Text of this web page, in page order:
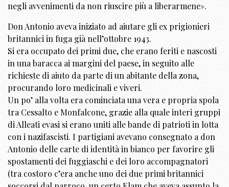
negli avvenimenti da non riuscire più a liberarmene».
Don Antonio aveva iniziato ad aiutare gli ex prigionieri
britannici in fuga già nell’ottobre 1943.
Si era occupato dei primi due, che erano feriti e nascosti
in una baracca ai margini del paese, in seguito alle
richieste di aiuto da parte di un abitante della zona,
procurando loro medicinali e viveri.
Un po’ alla volta era cominciata una vera e propria spola
tra Cessalto e Monfalcone, grazie alla quale interi gruppi
di Alleati evasi si erano uniti alle bande di patrioti in lotta
con i nazifascisti. I partigiani avevano consegnato a don
Antonio delle carte di identità in bianco per favorire gli
spostamenti dei fuggiaschi e dei loro accompagnatori
(tra costoro c’era anche uno dei due primi britannici